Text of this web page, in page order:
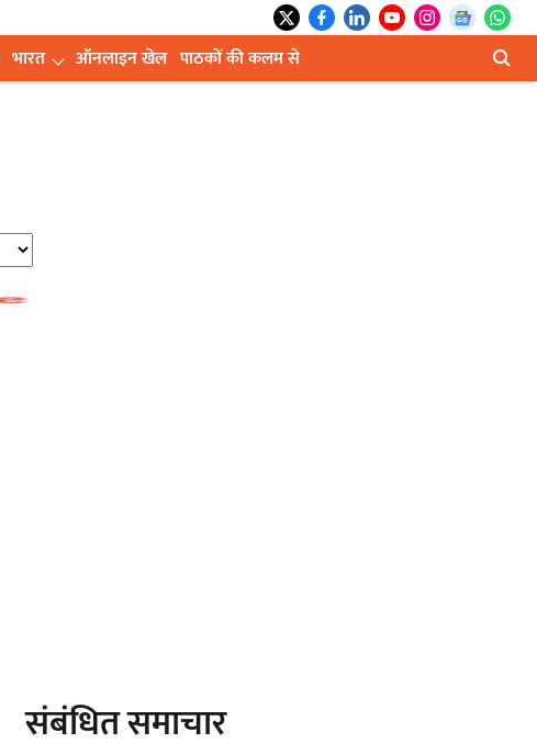
भारत ऑनलाइन खेल पाठकों की कलम से
संबंधित समाचार